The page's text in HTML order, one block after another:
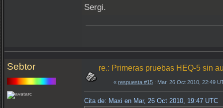
Sergi.
Sebtor re.: Primeras pruebas HEQ-5 sin
« respuesta #15 : Mar, 26 Oct 2010, 22:49
Cita de: Maxi en Mar, 26 Oct 2010, 19:47 UTC